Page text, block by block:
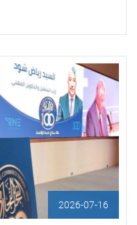
2026-07-16